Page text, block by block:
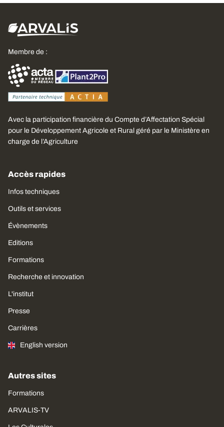
Membre de :
Avec la participation financière du Compte d’Affectation Spécial
pour le Développement Agricole et Rural géré par le Ministère en
charge de l’Agriculture
Accès rapides
Infos techniques
Outils et services
Évènements
Editions
Formations
Recherche et innovation
L'institut
Presse
Carrières
English version
Autres sites
Formations
ARVALIS-TV